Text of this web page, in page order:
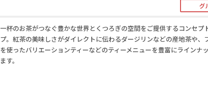
グ
一杯のお茶がつなぐ豊かな世界とくつろぎの空間をご提供するコンセプ
プ。紅茶の美味しさがダイレクトに伝わるダージリンなどの産地茶や、
を使ったバリエーションティーなどのティーメニューを豊富にラインナ
ます。